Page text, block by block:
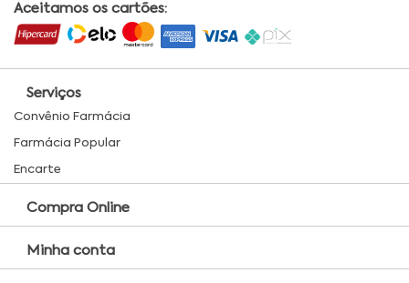
Aceitamos os cartões:
Serviços
Convênio Farmácia
Farmácia Popular
Encarte
Compra Online
Minha conta